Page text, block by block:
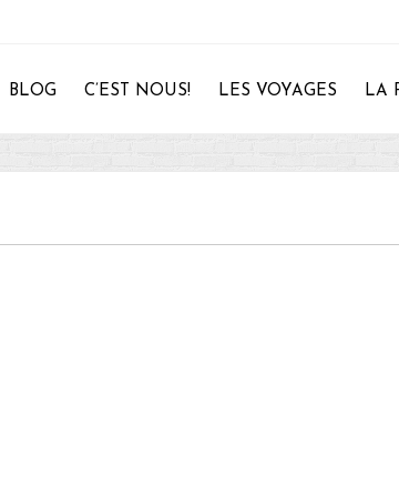
BLOG C’EST NOUS! LES VOYAGES LA